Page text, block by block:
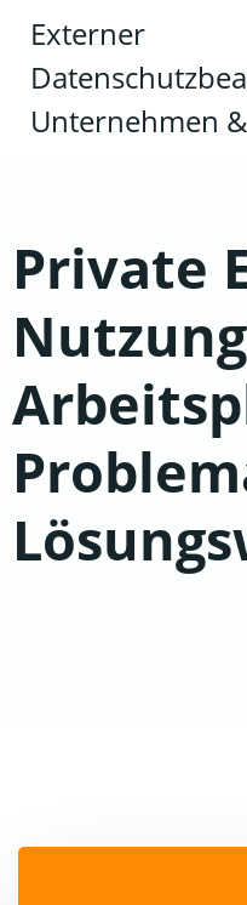
Externer
Unternehmen
Private